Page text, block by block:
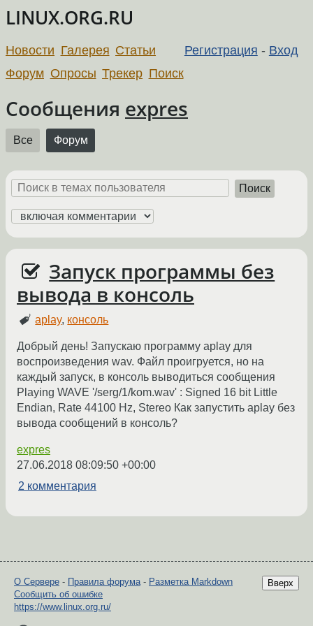
LINUX.ORG.RU
Регистрация - Вход
Новости Галерея Статьи
Форум Опросы Трекер Поиск
Сообщения expres
Все Форум
Поиск
Запуск программы без
вывода в консоль
aplay, консоль
Добрый день! Запускаю программу aplay для
воспроизведения wav. Файл проигруется, но на
каждый запуск, в консоль выводиться сообщения
Playing WAVE '/serg/1/kom.wav' : Signed 16 bit Little
Endian, Rate 44100 Hz, Stereo Как запустить aplay без
вывода сообщений в консоль?
expres
27.06.2018 08:09:50 +00:00
2 комментария
Вверх
О Сервере - Правила форума - Разметка Markdown
Сообщить об ошибке
https://www.linux.org.ru/